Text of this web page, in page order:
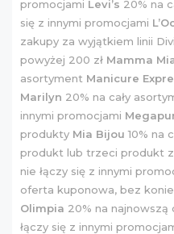
promocjami Levi’s 20% na
się z innymi promocjami
zakupy za wyjątkiem linii
powyżej 200 zł Mamma
asortyment Manicure
Marilyn 20% na cały
innymi promocjami
produkty Mia Bijou 10% na
produkt lub trzeci produkt
nie łączy się z innymi
oferta kuponowa, bez
Olimpia 20% na najnowszą
łączy się z innymi